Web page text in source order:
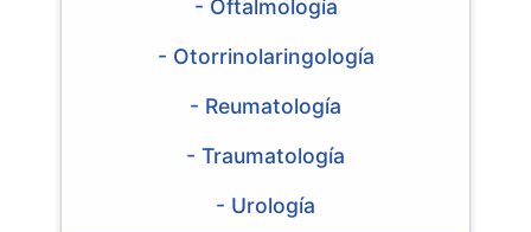
- Oftalmología
- Otorrinolaringología
- Reumatología
- Traumatología
- Urología